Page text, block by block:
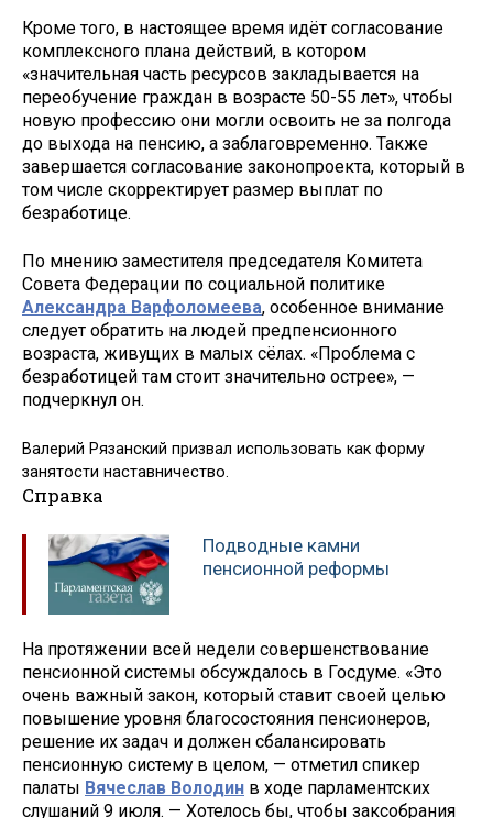
Кроме того, в настоящее время идёт согласование
комплексного плана действий, в котором
«значительная часть ресурсов закладывается на
переобучение граждан в возрасте 50-55 лет», чтобы
новую профессию они могли освоить не за полгода
до выхода на пенсию, а заблаговременно. Также
завершается согласование законопроекта, который в
том числе скорректирует размер выплат по
безработице.
По мнению заместителя председателя Комитета
Совета Федерации по социальной политике
Александра Варфоломеева, особенное внимание
следует обратить на людей предпенсионного
возраста, живущих в малых сёлах. «Проблема с
безработицей там стоит значительно острее», —
подчеркнул он.
Валерий Рязанский призвал использовать как форму
занятости наставничество.
Справка
Подводные камни
пенсионной реформы
На протяжении всей недели совершенствование
пенсионной системы обсуждалось в Госдуме. «Это
очень важный закон, который ставит своей целью
повышение уровня благосостояния пенсионеров,
решение их задач и должен сбалансировать
пенсионную систему в целом, — отметил спикер
палаты Вячеслав Володин в ходе парламентских
слушаний 9 июля. — Хотелось бы, чтобы заксобрания